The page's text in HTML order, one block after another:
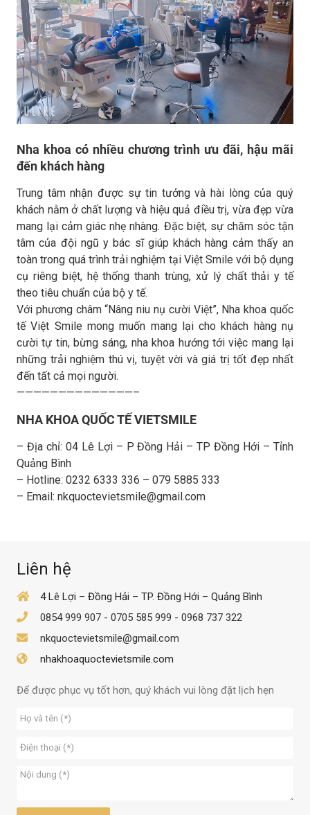
Nha khoa có nhiều chương trình ưu đãi, hậu mãi
đến khách hàng
Trung tâm nhận được sự tin tưởng và hài lòng của quý
khách nằm ở chất lượng và hiệu quả điều trị, vừa đẹp vừa
mang lại cảm giác nhẹ nhàng. Đặc biệt, sự chăm sóc tận
tâm của đội ngũ y bác sĩ giúp khách hàng cảm thấy an
toàn trong quá trình trải nghiệm tại Việt Smile với bộ dụng
cụ riêng biệt, hệ thống thanh trùng, xử lý chất thải y tế
theo tiêu chuẩn của bộ y tế.
Với phương châm “Nâng niu nụ cười Việt”, Nha khoa quốc
tế Việt Smile mong muốn mang lại cho khách hàng nụ
cười tự tin, bừng sáng, nha khoa hướng tới việc mang lại
những trải nghiệm thú vị, tuyệt vời và giá trị tốt đẹp nhất
đến tất cả mọi người.
——————————————–
NHA KHOA QUỐC TẾ VIETSMILE
– Địa chỉ: 04 Lê Lợi – P Đồng Hải – TP Đồng Hới – Tỉnh
Quảng Bình
– Hotline: 0232 6333 336 – 079 5885 333
– Email: nkquoctevietsmile@gmail.com
Liên hệ
4 Lê Lợi – Đồng Hải – TP. Đồng Hới – Quảng Bình
0854 999 907 - 0705 585 999 - 0968 737 322
nkquoctevietsmile@gmail.com
nhakhoaquoctevietsmile.com
Để được phục vụ tốt hơn, quý khách vui lòng đặt lịch hẹn